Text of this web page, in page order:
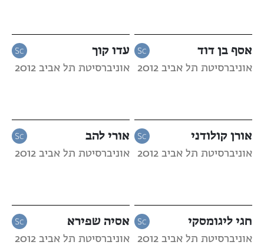
אסף בן דוד
אוניברסיטת תל אביב 2012
עדו קוך
אוניברסיטת תל אביב 2012
אורן קולודני
אוניברסיטת תל אביב 2012
אורי להב
אוניברסיטת תל אביב 2012
חגי ליגומסקי
אוניברסיטת תל אביב 2012
אסיה שפירא
אוניברסיטת תל אביב 2012